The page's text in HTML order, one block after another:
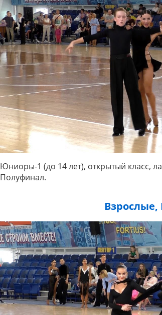
Юниоры-1 (до 14 лет), открытый класс,
Полуфинал.
Взрослые,